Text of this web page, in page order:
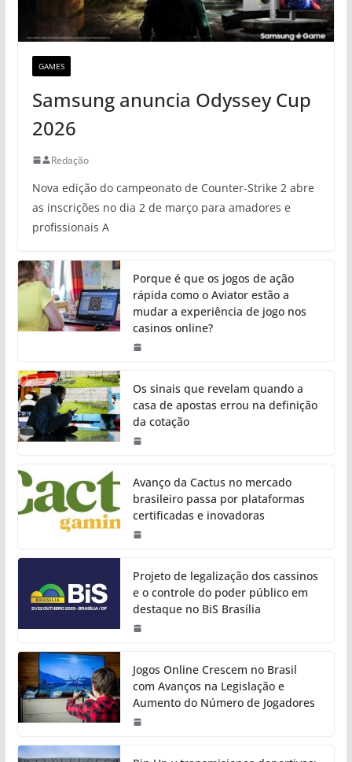
GAMES
Samsung anuncia Odyssey Cup
2026
Redação
Nova edição do campeonato de Counter-Strike 2 abre
as inscrições no dia 2 de março para amadores e
profissionais A
Porque é que os jogos de ação
rápida como o Aviator estão a
mudar a experiência de jogo nos
casinos online?
Os sinais que revelam quando a
casa de apostas errou na definição
da cotação
Avanço da Cactus no mercado
brasileiro passa por plataformas
certificadas e inovadoras
Projeto de legalização dos cassinos
e o controle do poder público em
destaque no BiS Brasília
Jogos Online Crescem no Brasil
com Avanços na Legislação e
Aumento do Número de Jogadores